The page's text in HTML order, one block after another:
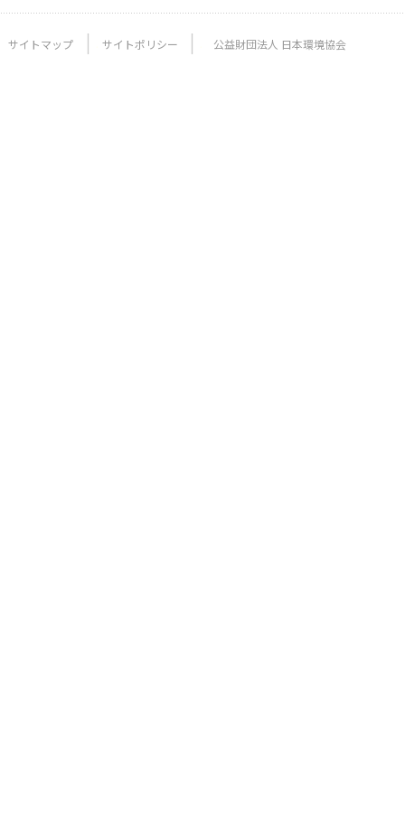
サイトマップ サイトポリシー 公益財団法人 日本環境協会